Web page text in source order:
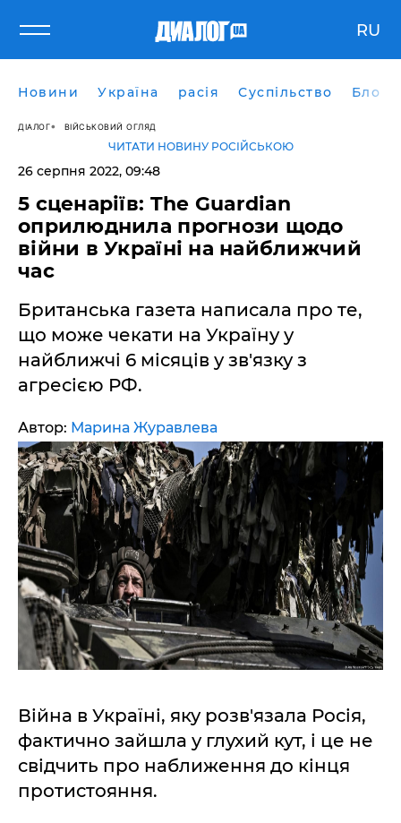
RU
Новини Україна расія Суспільство Блоги
ДІАЛОГ ВІЙСЬКОВИЙ ОГЛЯД
ЧИТАТИ НОВИНУ РОСІЙСЬКОЮ
26 серпня 2022, 09:48
5 сценаріїв: The Guardian
оприлюднила прогнози щодо
війни в Україні на найближчий
час
Британська газета написала про те,
що може чекати на Україну у
найближчі 6 місяців у зв'язку з
агресією РФ.
Автор: Марина Журавлева
Війна в Україні, яку розв'язала Росія,
фактично зайшла у глухий кут, і це не
свідчить про наближення до кінця
протистояння.